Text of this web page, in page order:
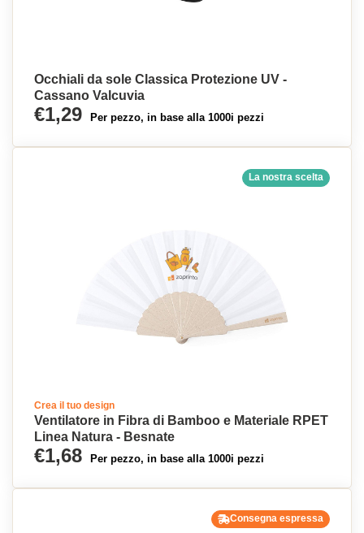
Occhiali da sole Classica Protezione UV -
Cassano Valcuvia
€1,29 Per pezzo, in base alla 1000i pezzi
La nostra scelta
Crea il tuo design
Ventilatore in Fibra di Bamboo e Materiale RPET
Linea Natura - Besnate
€1,68 Per pezzo, in base alla 1000i pezzi
Consegna espressa